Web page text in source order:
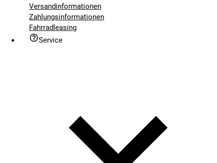
Versandinformationen
Zahlungsinformationen
Fahrradleasing
Service